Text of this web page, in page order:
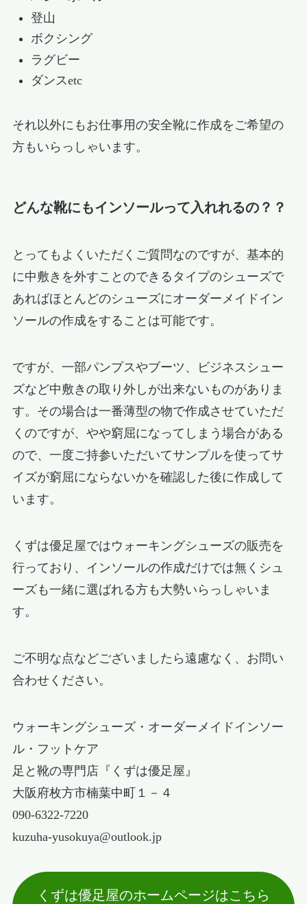
登山
ボクシング
ラグビー
ダンスetc
それ以外にもお仕事用の安全靴に作成をご希望の
方もいらっしゃいます。
どんな靴にもインソールって入れれるの？？
とってもよくいただくご質問なのですが、基本的
に中敷きを外すことのできるタイプのシューズで
あればほとんどのシューズにオーダーメイドイン
ソールの作成をすることは可能です。
ですが、一部パンプスやブーツ、ビジネスシュー
ズなど中敷きの取り外しが出来ないものがありま
す。その場合は一番薄型の物で作成させていただ
くのですが、やや窮屈になってしまう場合がある
ので、一度ご持参いただいてサンプルを使ってサ
イズが窮屈にならないかを確認した後に作成して
います。
くずは優足屋ではウォーキングシューズの販売を
行っており、インソールの作成だけでは無くシュ
ーズも一緒に選ばれる方も大勢いらっしゃいま
す。
ご不明な点などございましたら遠慮なく、お問い
合わせください。
ウォーキングシューズ・オーダーメイドインソー
ル・フットケア
足と靴の専門店『くずは優足屋』
大阪府枚方市楠葉中町１－４
090-6322-7220
kuzuha-yusokuya@outlook.jp
くずは優足屋のホームページはこちら